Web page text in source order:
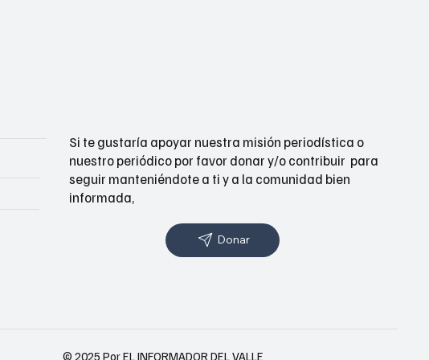
Si te gustaría apoyar nuestra misión periodística o
nuestro periódico por favor donar y/o contribuir para
seguir manteniéndote a ti y a la comunidad bien
informada,
Donar
© 2025 Por EL INFORMADOR DEL VALLE